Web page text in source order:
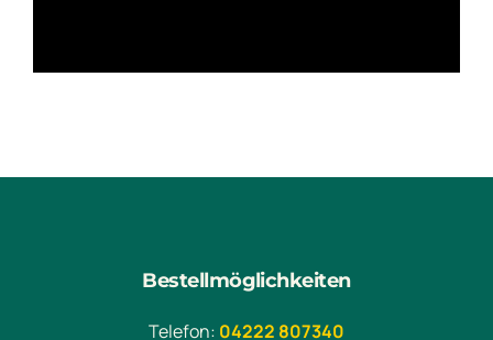
Bestellmöglichkeiten
Telefon: 04222 807340